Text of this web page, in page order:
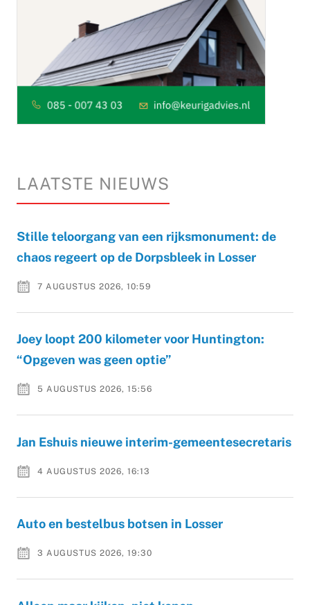
LAATSTE NIEUWS
Stille teloorgang van een rijksmonument: de
chaos regeert op de Dorpsbleek in Losser
7 AUGUSTUS 2026, 10:59
Joey loopt 200 kilometer voor Huntington:
“Opgeven was geen optie”
5 AUGUSTUS 2026, 15:56
Jan Eshuis nieuwe interim-gemeentesecretaris
4 AUGUSTUS 2026, 16:13
Auto en bestelbus botsen in Losser
3 AUGUSTUS 2026, 19:30